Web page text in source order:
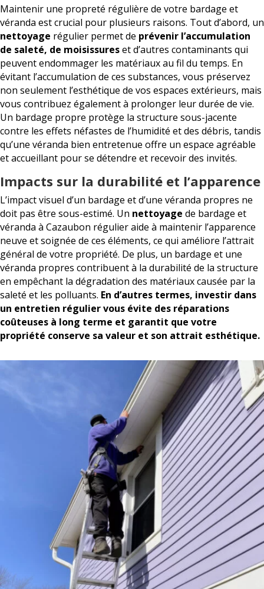
Maintenir une propreté régulière de votre bardage et
véranda est crucial pour plusieurs raisons. Tout d’abord, un
nettoyage régulier permet de prévenir l’accumulation
de saleté, de moisissureset d’autres contaminants qui
peuvent endommager les matériaux au fil du temps. En
évitant l’accumulation de ces substances, vous préservez
non seulement l’esthétique de vos espaces extérieurs, mais
vous contribuez également à prolonger leur durée de vie.
Un bardage propre protège la structure sous-jacente
contre les effets néfastes de l’humidité et des débris, tandis
qu’une véranda bien entretenue offre un espace agréable
et accueillant pour se détendre et recevoir des invités.
Impacts sur la durabilité et l’apparence
L’impact visuel d’un bardage et d’une véranda propres ne
doit pas être sous-estimé. Un nettoyage de bardage et
véranda à Cazaubon régulier aide à maintenir l’apparence
neuve et soignée de ces éléments, ce qui améliore l’attrait
général de votre propriété. De plus, un bardage et une
véranda propres contribuent à la durabilité de la structure
en empêchant la dégradation des matériaux causée par la
saleté et les polluants. En d’autres termes, investir dans
un entretien régulier vous évite des réparations
coûteuses à long terme et garantit que votre
propriété conserve sa valeur et son attrait esthétique.